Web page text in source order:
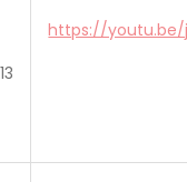
https://youtu.be/